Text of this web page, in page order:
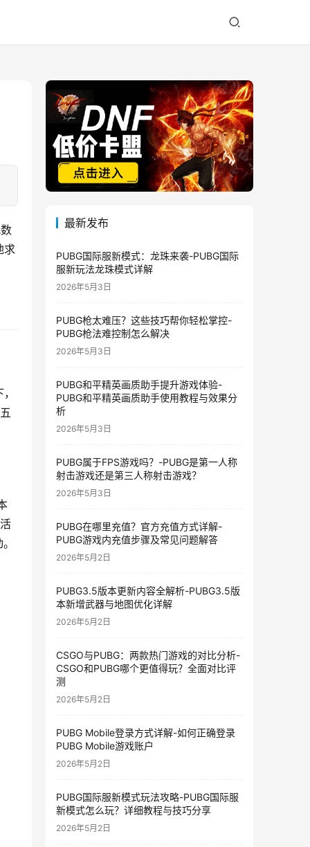
求
最新发布
PUBG国际服新模式：龙珠来袭-PUBG国际
服新玩法龙珠模式详解
2026年5月3日
PUBG枪太难压？这些技巧帮你轻松掌控-
PUBG枪法难控制怎么解决
2026年5月3日
PUBG和平精英画质助手提升游戏体验-
PUBG和平精英画质助手使用教程与效果分
析
2026年5月3日
PUBG属于FPS游戏吗？-PUBG是第一人称
射击游戏还是第三人称射击游戏？
2026年5月3日
PUBG在哪里充值？官方充值方式详解-
PUBG游戏内充值步骤及常见问题解答
2026年5月2日
PUBG3.5版本更新内容全解析-PUBG3.5版
本新增武器与地图优化详解
2026年5月2日
CSGO与PUBG：两款热门游戏的对比分析-
CSGO和PUBG哪个更值得玩？全面对比评
测
2026年5月2日
PUBG Mobile登录方式详解-如何正确登录
PUBG Mobile游戏账户
2026年5月2日
PUBG国际服新模式玩法攻略-PUBG国际服
新模式怎么玩？详细教程与技巧分享
2026年5月2日